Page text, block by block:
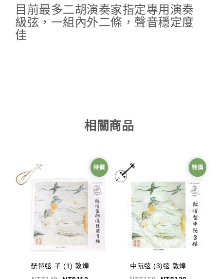
目前最多二胡演奏家指定專用演奏
級弦，一組內外二條，聲音穩定度
佳
相關商品
特價
琵琶弦 子 (1) 敦煌
特價
中阮弦 (3)弦 敦煌